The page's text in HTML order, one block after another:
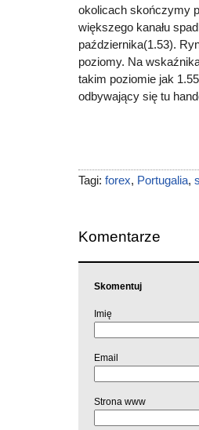
okolicach skończymy
większego kanału
października(1.53).
poziomy. Na
takim poziomie jak
odbywający się tu
Tagi: forex, Portugalia,
Komentarze
Skomentuj
Imię
Email
Strona www